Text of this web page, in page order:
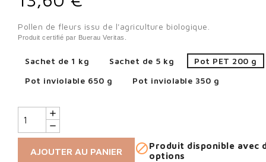
Pollen de fleurs issu de l'agriculture biologique.
Produit certifié par Buerau Veritas.
Sachet de 1 kg Sachet de 5 kg
Pot PET 200 g
Pot inviolable 650 g
Pot inviolable 350 g
AJOUTER AU PANIER Produit disponible avec
options